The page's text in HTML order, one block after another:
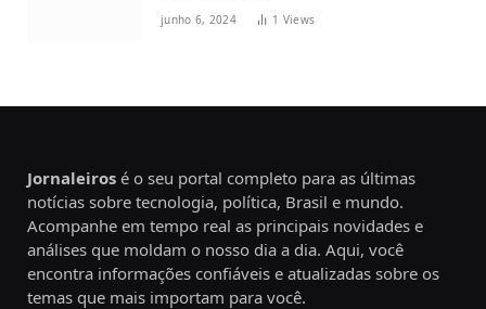
junho 6, 2024 1 Views
Jornaleiros é o seu portal completo para as últimas
notícias sobre tecnologia, política, Brasil e mundo.
Acompanhe em tempo real as principais novidades e
análises que moldam o nosso dia a dia. Aqui, você
encontra informações confiáveis e atualizadas sobre os
temas que mais importam para você.